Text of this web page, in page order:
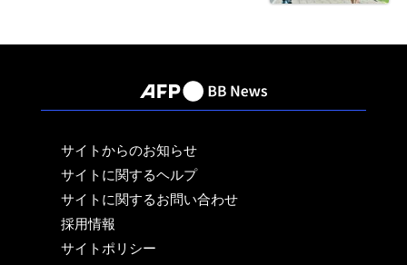
サイトからのお知らせ
サイトに関するヘルプ
サイトに関するお問い合わせ
採用情報
サイトポリシー